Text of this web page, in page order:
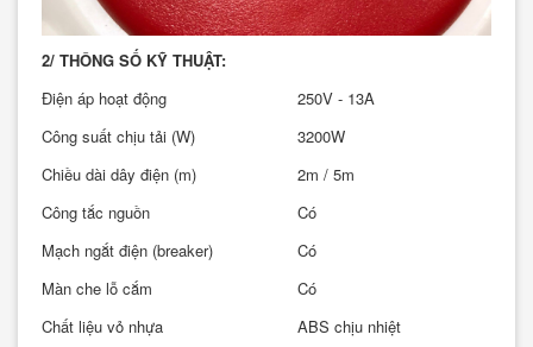
2/ THÔNG SỐ KỸ THUẬT:
Điện áp hoạt động
250V - 13A
Công suất chịu tải (W)
3200W
Chiều dài dây điện (m)
2m / 5m
Công tắc nguồn
Có
Mạch ngắt điện (breaker)
Có
Màn che lỗ cắm
Có
Chất liệu vỏ nhựa
ABS chịu nhiệt